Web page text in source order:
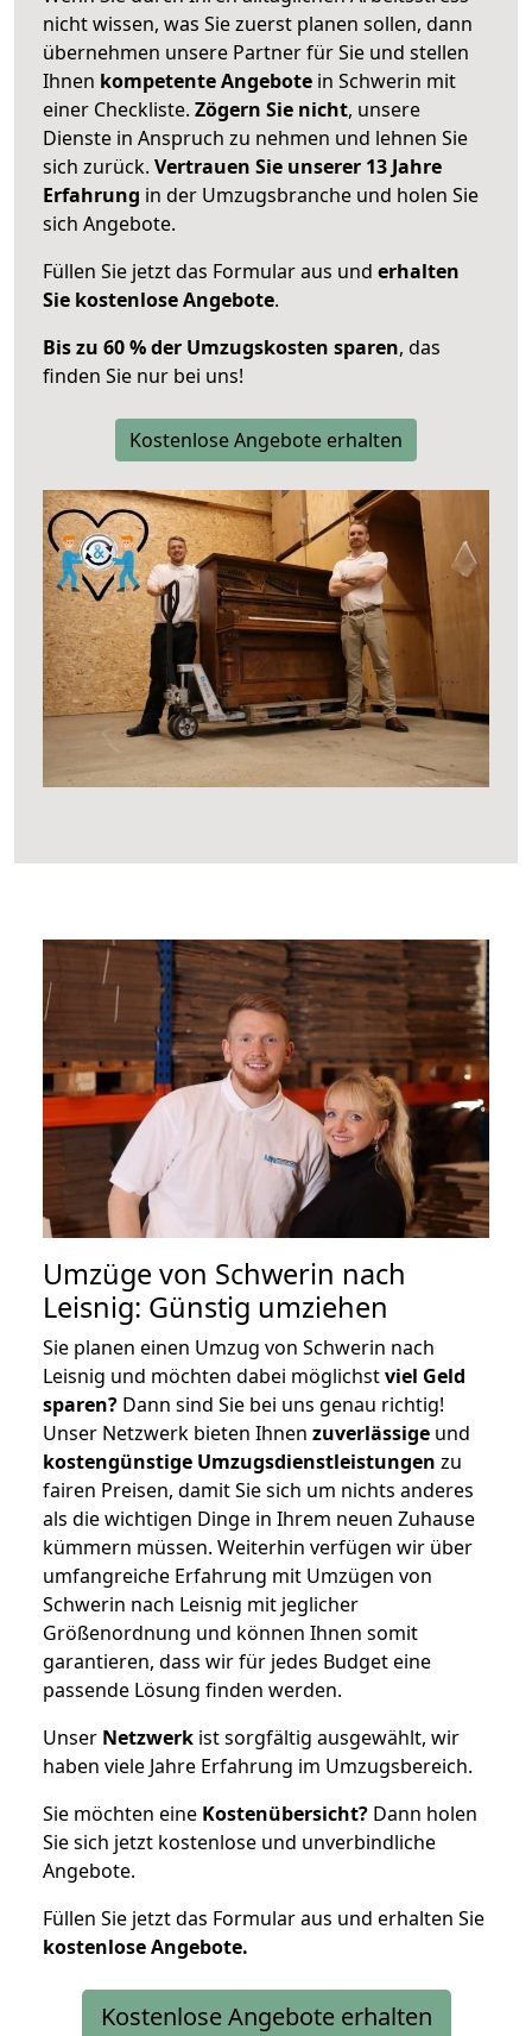
nicht wissen, was Sie zuerst planen sollen, dann
übernehmen unsere Partner für Sie und stellen
Ihnen kompetente Angebote in Schwerin mit
einer Checkliste. Zögern Sie nicht, unsere
Dienste in Anspruch zu nehmen und lehnen Sie
sich zurück. Vertrauen Sie unserer 13 Jahre
Erfahrung in der Umzugsbranche und holen Sie
sich Angebote.
Füllen Sie jetzt das Formular aus und erhalten
Sie kostenlose Angebote.
Bis zu 60 % der Umzugskosten sparen, das
finden Sie nur bei uns!
Kostenlose Angebote erhalten
Umzüge von Schwerin nach
Leisnig: Günstig umziehen
Sie planen einen Umzug von Schwerin nach
Leisnig und möchten dabei möglichstviel Geld
sparen? Dann sind Sie bei uns genau richtig!
Unser Netzwerk bieten Ihnen zuverlässige und
kostengünstige Umzugsdienstleistungen zu
fairen Preisen, damit Sie sich um nichts anderes
als die wichtigen Dinge in Ihrem neuen Zuhause
kümmern müssen. Weiterhin verfügen wir über
umfangreiche Erfahrung mit Umzügen von
Schwerin nach Leisnig mit jeglicher
Größenordnung und können Ihnen somit
garantieren, dass wir für jedes Budget eine
passende Lösung finden werden.
Unser Netzwerk ist sorgfältig ausgewählt, wir
haben viele Jahre Erfahrung im Umzugsbereich.
Sie möchten eine Kostenübersicht? Dann holen
Sie sich jetzt kostenlose und unverbindliche
Angebote.
Füllen Sie jetzt das Formular aus und erhalten Sie
kostenloseAngebote.
Kostenlose Angebote erhalten